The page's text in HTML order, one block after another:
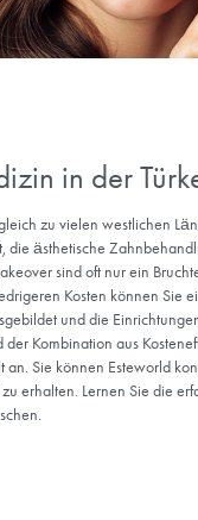
verschönert
Zahnmedizin
Ihre
Lächeln.
her.